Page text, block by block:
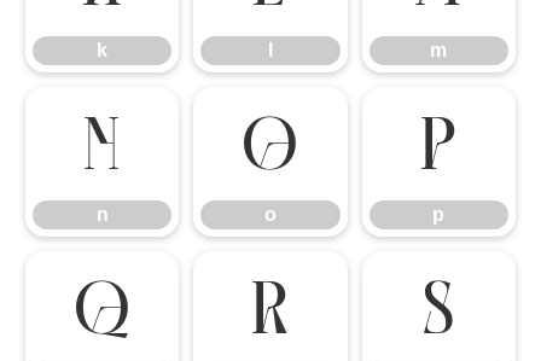
k m
n
n
o
o
p
p
q r s